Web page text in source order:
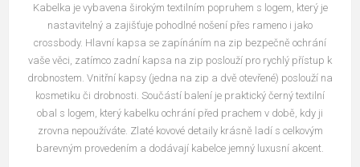
Kabelka je vybavena širokým textilním popruhem s logem, který je
nastavitelný a zajišťuje pohodlné nošení přes rameno i jako
crossbody. Hlavní kapsa se zapínáním na zip bezpečně ochrání
vaše věci, zatímco zadní kapsa na zip poslouží pro rychlý přístup k
drobnostem. Vnitřní kapsy (jedna na zip a dvě otevřené) poslouží na
kosmetiku či drobnosti. Součástí balení je praktický černý textilní
obal s logem, který kabelku ochrání před prachem v době, kdy ji
zrovna nepoužíváte. Zlaté kovové detaily krásně ladí s celkovým
barevným provedením a dodávají kabelce jemný luxusní akcent.